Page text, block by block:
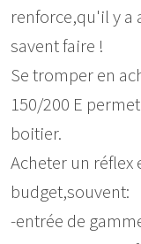
renforce,qu'il y a
savent faire !
Se tromper en
150/200 E
boitier.
Acheter un
budget,souvent:
-entrée de